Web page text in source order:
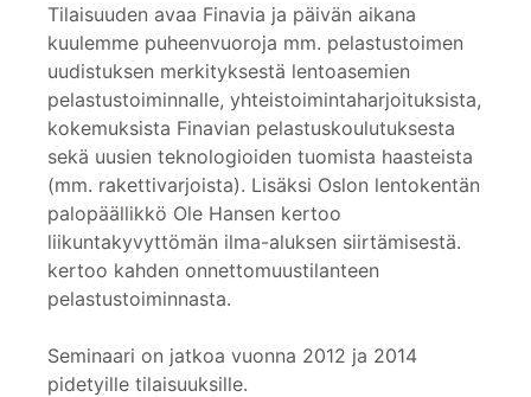
Tilaisuuden avaa Finavia ja päivän aikana
kuulemme puheenvuoroja mm. pelastustoimen
uudistuksen merkityksestä lentoasemien
pelastustoiminnalle, yhteistoimintaharjoituksista,
kokemuksista Finavian pelastuskoulutuksesta
sekä uusien teknologioiden tuomista haasteista
(mm. rakettivarjoista). Lisäksi Oslon lentokentän
palopäällikkö Ole Hansen kertoo
liikuntakyvyttömän ilma-aluksen siirtämisestä.
kertoo kahden onnettomuustilanteen
pelastustoiminnasta.
Seminaari on jatkoa vuonna 2012 ja 2014
pidetyille tilaisuuksille.